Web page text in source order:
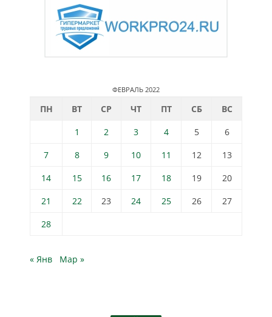
ФЕВРАЛЬ 2022
ПН ВТ СР ЧТ ПТ СБ
ВС
1
2 3 4 5
6
7
8 9 10 11 12
13
14
15 16 17 18 19
20
21
22 23 24 25 26
27
28
« Янв Мар »